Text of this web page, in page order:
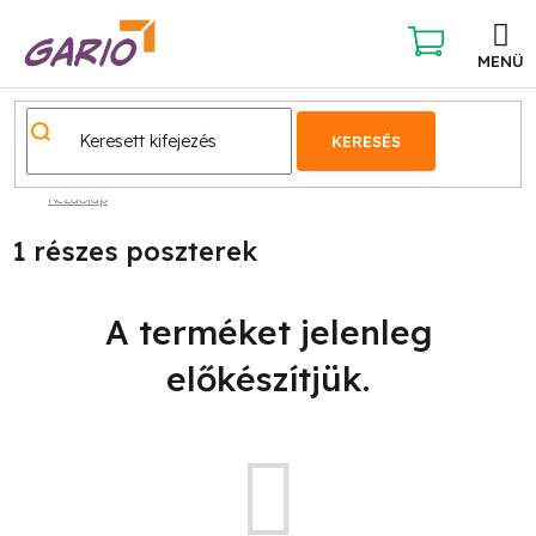
KERESÉS
KOSÁR
Kezdőlap
1 részes poszterek
A terméket jelenleg
előkészítjük.